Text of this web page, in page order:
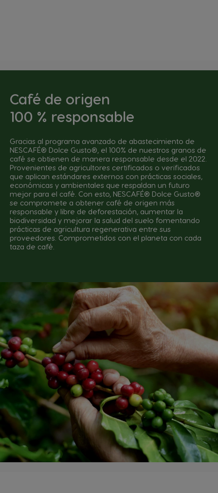
Café de origen
100 % responsable
Gracias al programa avanzado de abastecimiento de
NESCAFÉ® Dolce Gusto®, el 100% de nuestros granos de
café se obtienen de manera responsable desde el 2022.
Provenientes de agricultores certificados o verificados
que aplican estándares externos con prácticas sociales,
económicas y ambientales que respaldan un futuro
mejor para el café. Con esto, NESCAFÉ® Dolce Gusto®
se compromete a obtener café de origen más
responsable y libre de deforestación, aumentar la
biodiversidad y mejorar la salud del suelo fomentando
prácticas de agricultura regenerativa entre sus
proveedores. Comprometidos con el planeta con cada
taza de café.